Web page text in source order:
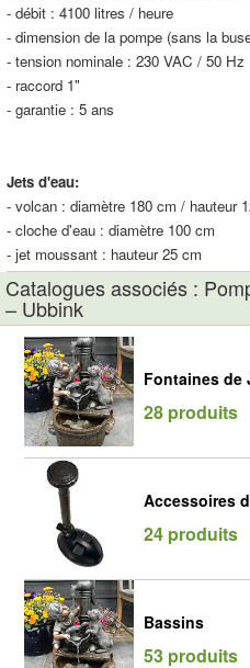
- débit : 4100 litres / heure
- dimension de la pompe (sans la
- tension nominale : 230 VAC / 50 Hz
- raccord 1"
- garantie : 5 ans
Jets d'eau:
- volcan : diamètre 180 cm / hauteur
- cloche d'eau : diamètre 100 cm
- jet moussant : hauteur 25 cm
Catalogues associés :
– Ubbink
Fontaines de
28 produits
Accessoires
24 produits
Bassins
53 produits